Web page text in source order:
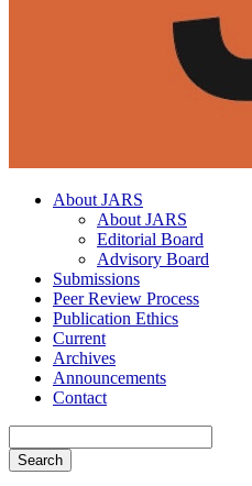
About JARS
About JARS
Editorial Board
Advisory Board
Submissions
Peer Review Process
Publication Ethics
Current
Archives
Announcements
Contact
Search